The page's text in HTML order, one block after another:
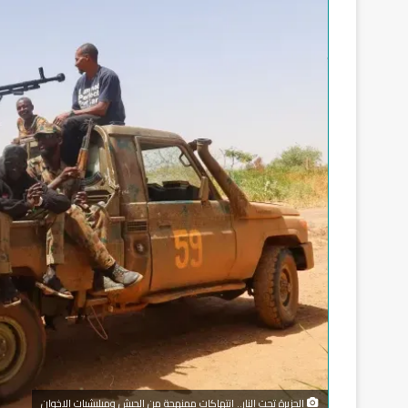
الجزيرة تحت النار.. انتهاكات ممنهجة من الجيش وميليشيات الإخوان